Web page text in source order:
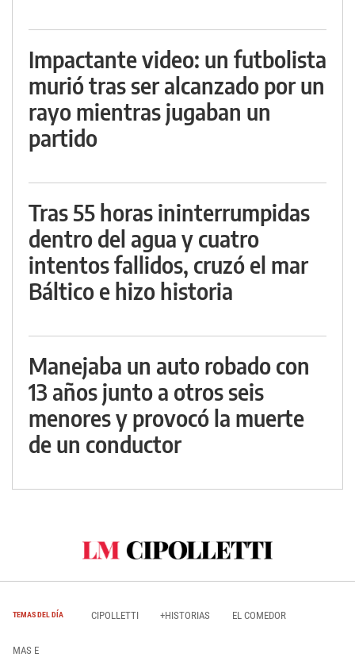
Impactante video: un futbolista
murió tras ser alcanzado por un
rayo mientras jugaban un
partido
Tras 55 horas ininterrumpidas
dentro del agua y cuatro
intentos fallidos, cruzó el mar
Báltico e hizo historia
Manejaba un auto robado con
13 años junto a otros seis
menores y provocó la muerte
de un conductor
TEMAS DEL DÍA CIPOLLETTI +HISTORIAS EL COMEDOR
MAS E